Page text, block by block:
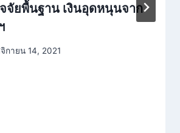
จัยพื้นฐาน เงินอุดหนุนจาก
กายน 14, 2021